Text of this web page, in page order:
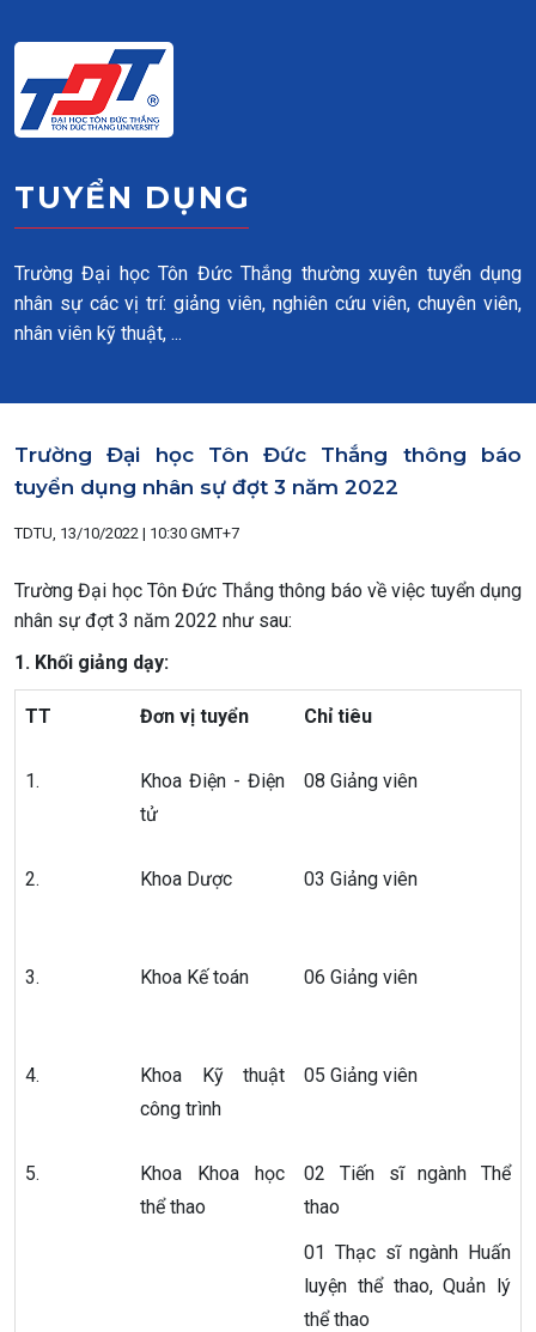
TUYỂN DỤNG
Trường Đại học Tôn Đức Thắng thường xuyên tuyển dụng
nhân sự các vị trí: giảng viên, nghiên cứu viên, chuyên viên,
nhân viên kỹ thuật, ...
Trường Đại học Tôn Đức Thắng thông báo
tuyển dụng nhân sự đợt 3 năm 2022
TDTU, 13/10/2022 | 10:30 GMT+7
Trường Đại học Tôn Đức Thắng thông báo về việc tuyển dụng
nhân sự đợt 3 năm 2022 như sau:
1. Khối giảng dạy:
TT Đơn vị tuyển Chỉ tiêu
1.
Khoa Điện - Điện
tử
08 Giảng viên
2. Khoa Dược 03 Giảng viên
3. Khoa Kế toán 06 Giảng viên
4.
Khoa Kỹ thuật
công trình
05 Giảng viên
5.
Khoa Khoa học
thể thao
02 Tiến sĩ ngành Thể
thao
01 Thạc sĩ ngành Huấn
luyện thể thao, Quản lý
thể thao